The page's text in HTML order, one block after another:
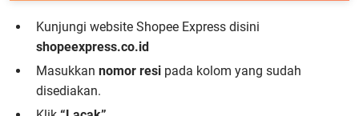
Kunjungi website Shopee Express disini
shopeexpress.co.id
Masukkan nomor resi pada kolom yang sudah
disediakan.